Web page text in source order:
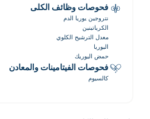
فحوصات وظائف الكلى
نتروجين يوريا الدم
الكرياتينين
معدل الترشيح الكلوي
اليوريا
حمض اليوريك
فحوصات الفيتامينات والمعادن
كالسيوم